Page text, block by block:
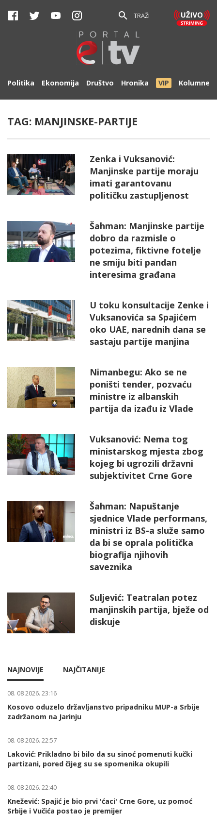
TRAŽI
Politika Ekonomija Društvo Hronika VIP Kolumne
TAG: MANJINSKE-PARTIJE
Zenka i Vuksanović:
Manjinske partije moraju
imati garantovanu
političku zastupljenost
Šahman: Manjinske partije
dobro da razmisle o
potezima, fiktivne fotelje
ne smiju biti pandan
interesima građana
U toku konsultacije Zenke i
Vuksanovića sa Spajićem
oko UAE, narednih dana se
sastaju partije manjina
Nimanbegu: Ako se ne
poništi tender, pozvaću
ministre iz albanskih
partija da izađu iz Vlade
Vuksanović: Nema tog
ministarskog mjesta zbog
kojeg bi ugrozili državni
subjektivitet Crne Gore
Šahman: Napuštanje
sjednice Vlade performans,
ministri iz BS-a služe samo
da bi se oprala politička
biografija njihovih
saveznika
Suljević: Teatralan potez
manjinskih partija, bježe od
diskuje
NAJNOVIJE NAJČITANIJE
08. 08 2026. 23:16
Kosovo oduzelo državljanstvo pripadniku MUP-a Srbije
zadržanom na Jarinju
08. 08 2026. 22:57
Laković: Prikladno bi bilo da su sinoć pomenuti kučki
partizani, pored čijeg su se spomenika okupili
08. 08 2026. 22:40
Knežević: Spajić je bio prvi 'ćaci' Crne Gore, uz pomoć
Srbije i Vučića postao je premijer